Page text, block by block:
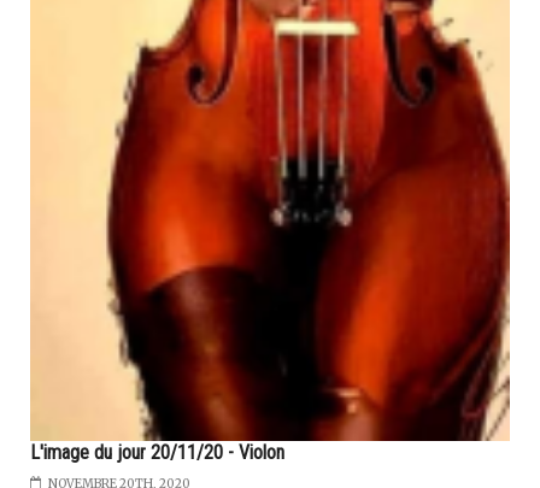
L'image du jour 20/11/20 - Violon
NOVEMBRE 20TH, 2020